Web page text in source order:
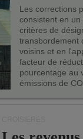
Les corrections
consistent en
critères de
transbordement
voisins et en
facteur de
pourcentage au
émissions de